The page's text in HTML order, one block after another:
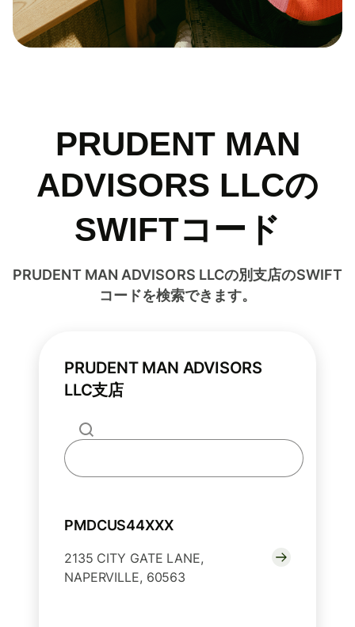
PRUDENT MAN
ADVISORS LLCの
SWIFTコード
PRUDENT MAN ADVISORS LLCの別支店のSWIFT
コードを検索できます。
PRUDENT MAN ADVISORS
LLC支店
PMDCUS44XXX
2135 CITY GATE LANE,
NAPERVILLE, 60563